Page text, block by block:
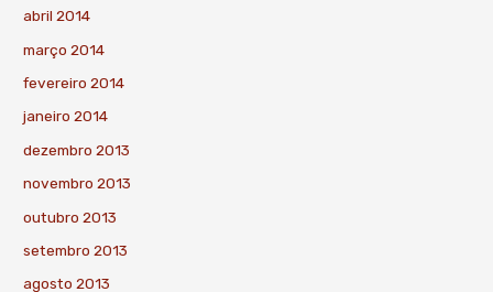
abril 2014
março 2014
fevereiro 2014
janeiro 2014
dezembro 2013
novembro 2013
outubro 2013
setembro 2013
agosto 2013